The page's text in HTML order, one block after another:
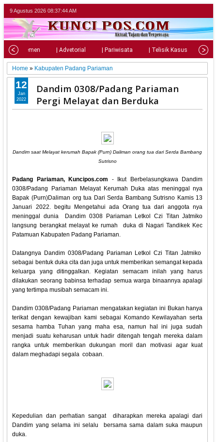
9 Agustus 2026 08:37:46 AM
| Parlemen | Advetorial | Pariwisata | Telisik Kasus |
Home » Kabupaten Padang Pariaman
Dandim 0308/Padang Pariaman
Pergi Melayat dan Berduka
Dandim saat Melayat kerumah Bapak (Purn) Daliman orang tua dari Serda Bambang
Sutrisno
Padang Pariaman, Kuncipos.com - Ikut Berbelasungkawa Dandim
0308/Padang Pariaman Melayat Kerumah Duka atas meninggal nya
Bapak (Purn)Daliman org tua Dari Serda Bambang Sutrisno Kamis 13
Januari 2022. begitu Mengetahui ada Orang tua dari anggota nya
meninggal dunia Dandim 0308 Pariaman Letkol Czi Titan Jatmiko
langsung berangkat melayat ke rumah duka di Nagari Tandikek Kec
Patamuan Kabupaten Padang Pariaman.
Datangnya Dandim 0308/Padang Pariaman Letkol Czi Titan Jatmiko
sebagai bentuk duka cita dan juga untuk memberikan semangat kepada
keluarga yang ditinggalkan. Kegiatan semacam inilah yang harus
dilakukan seorang babinsa terhadap semua warga binaannya apalagi
yang tertimpa musibah semacam ini.
Dandim 0308/Padang Pariaman mengatakan kegiatan ini Bukan hanya
terikat dengan kewajiban kami sebagai Komando Kewilayahan serta
sesama hamba Tuhan yang maha esa, namun hal ini juga sudah
menjadi suatu keharusan untuk hadir ditengah tengah mereka dalam
rangka untuk memberikan dukungan moril dan motivasi agar kuat
dalam meghadapi segala cobaan.
Kepedulian dan perhatian sangat diharapkan mereka apalagi dari
Dandim yang selama ini selalu bersama sama dalam suka maupun
duka.
12
Jan
2022